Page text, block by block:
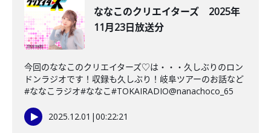
ななこのクリエイターズ 2025年
11月23日放送分
今回のななこのクリエイターズ♡は・・・久しぶりのロン
ドンラジオです！収録も久しぶり！岐阜ツアーのお話など
#ななこラジオ#ななこ#TOKAIRADIO@nanachoco_65
2025.12.01 |00:22:21